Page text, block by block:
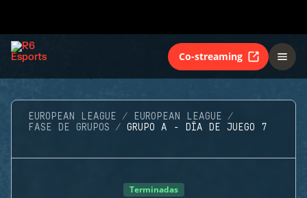
Co-streaming
EUROPEAN LEAGUE
EUROPEAN LEAGUE
FASE DE GRUPOS
GRUPO A - DÍA DE JUEGO 7
Terminadas